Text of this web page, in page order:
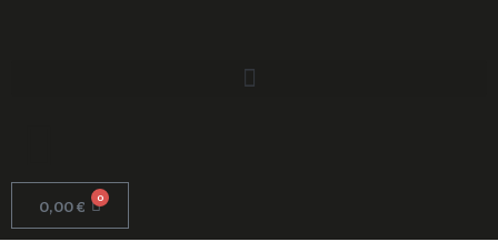
0,00€ 0